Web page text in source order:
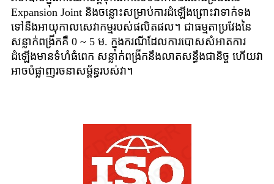
Expansion Joint និងចន្លោះសម្រាប់ការដំឡើងព្រោះវាទាក់ទង
ទៅនឹងអាយុកាលសេវាកម្មរបស់ផលិតផល។ ជាធម្មតាប្រវែងនៃ
សន្លាក់ពង្រីកគឺ 0 ~ 5 ម. ក្នុងករណីដែលការបោសសំអាតការ
ដំឡើងមានទំហំធំពេក សន្លាក់ពង្រីកនឹងលាតសន្ធឹងជានិច្ច ហើយវា
អាចបំផ្លាញរចនាសម្ព័ន្ធរបស់វា។